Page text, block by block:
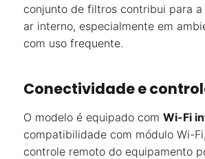
conjunto de filtros contribui para
ar interno, especialmente em
com uso frequente.
Conectividade e
O modelo é equipado com Wi-Fi
compatibilidade com módulo Wi-
controle remoto do equipamento